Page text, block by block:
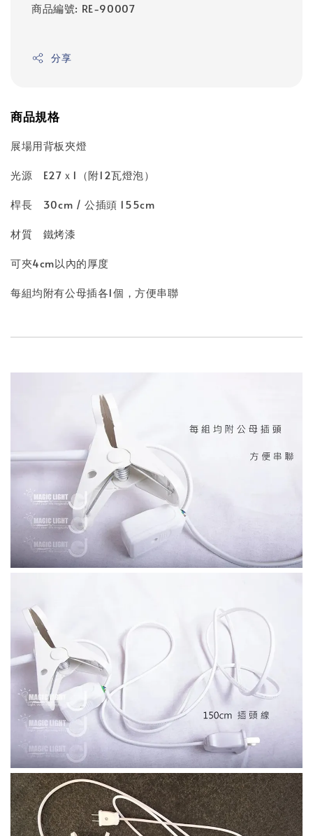
商品編號: RE-90007
分享
商品規格
展場用背板夾燈
光源 E27ｘ1（附12瓦燈泡）
桿長 30cm / 公插頭 155cm
材質 鐵烤漆
可夾4cm以內的厚度
每組均附有公母插各1個，方便串聯